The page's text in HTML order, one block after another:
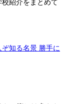
紹介をまとめて